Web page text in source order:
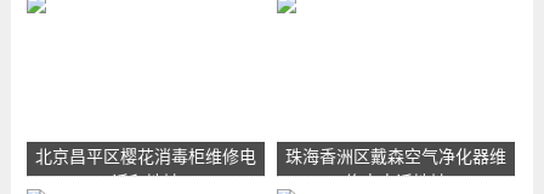
北京昌平区樱花消毒柜维修电
话和地址
珠海香洲区戴森空气净化器维
修点电话地址